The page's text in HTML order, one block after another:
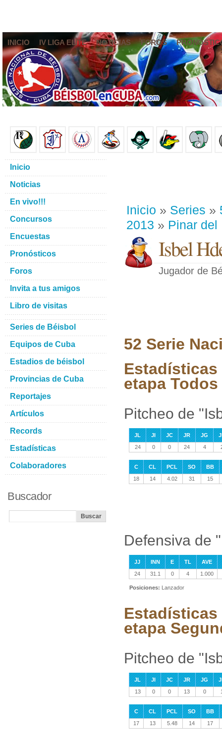
INICIO IV LIGA ELITE NOTICIAS FOROS
Inicio » Series »
2013 » Pinar del
Isbel
Jugador de
52 Serie
etapa
Pitcheo de
JL JI JC JR JG
24
0 0 24 4
C CL PCL SO
BB
18
14 4.02 31 15
Defensiva de
JJ INN E TL
AVE
24
31.1 0 4 1.000
Posiciones: Lanzador
etapa
Pitcheo de
JL JI JC JR JG
13
0 0 13 0
C CL PCL SO
BB
17
13 5.48 14 17
Inicio
Noticias
En vivo!!!
Concursos
Encuestas
Pronósticos
Foros
Invita a tus amigos
Libro de visitas
Series de Béisbol
Equipos de Cuba
Estadios de béisbol
Provincias de Cuba
Reportajes
Artículos
Records
Estadísticas
Colaboradores
Buscador